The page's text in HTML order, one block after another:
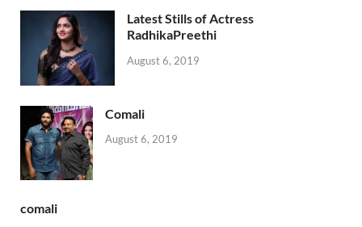
Latest Stills of Actress
RadhikaPreethi
August 6, 2019
Comali
August 6, 2019
comali